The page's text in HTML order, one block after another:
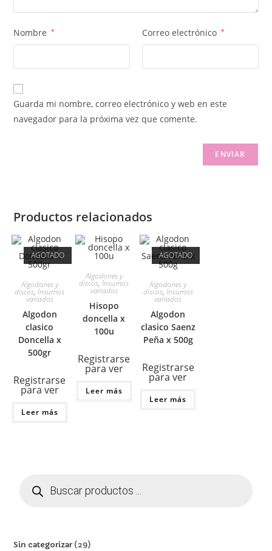
Nombre * Correo electrónico *
Guarda mi nombre, correo electrónico y web en este
navegador para la próxima vez que comente.
Productos relacionados
AGOTADO
Algodones y
discos,Insumos
variados
Algodon
clasico
Doncella x
500gr
Registrarse
para ver
Leer más
Algodones y
discos,Insumos
variados
Hisopo
doncella x
100u
Registrarse
para ver
Leer más
AGOTADO
Algodones y
discos, Insumos
variados
Algodon
clasico Saenz
Peña x 500g
Registrarse
para ver
Leer más
Sin categorizar 29